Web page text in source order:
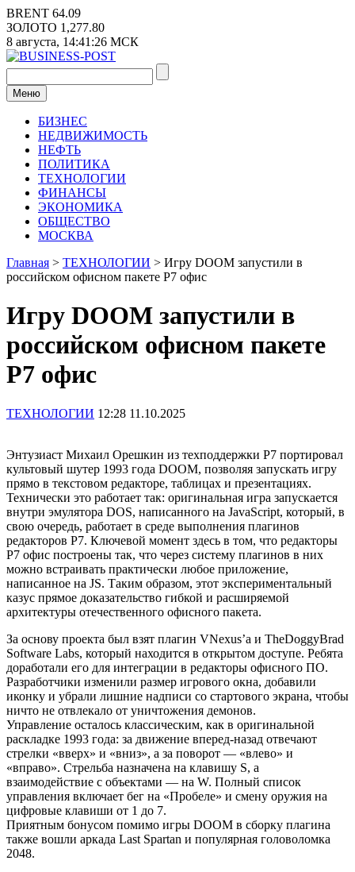
Перейти
к
содержимому
BRENT 64.09
ЗОЛОТО 1,277.80
8 августа, 14:41:26 МСК
Меню
БИЗНЕС
НЕДВИЖИМОСТЬ
НЕФТЬ
ПОЛИТИКА
ТЕХНОЛОГИИ
ФИНАНСЫ
ЭКОНОМИКА
ОБЩЕСТВО
МОСКВА
Главная > ТЕХНОЛОГИИ > Игру DOOM запустили в
российском офисном пакете Р7 офис
Игру DOOM запустили в
российском офисном пакете
Р7 офис
ТЕХНОЛОГИИ 12:28 11.10.2025
Энтузиаст Михаил Орешкин из техподдержки Р7 портировал
культовый шутер 1993 года DOOM, позволяя запускать игру
прямо в текстовом редакторе, таблицах и презентациях.
Технически это работает так: оригинальная игра запускается
внутри эмулятора DOS, написанного на JavaScript, который, в
свою очередь, работает в среде выполнения плагинов
редакторов Р7. Ключевой момент здесь в том, что редакторы
Р7 офис построены так, что через систему плагинов в них
можно встраивать практически любое приложение,
написанное на JS. Таким образом, этот экспериментальный
казус прямое доказательство гибкой и расширяемой
архитектуры отечественного офисного пакета.
За основу проекта был взят плагин VNexus’a и TheDoggyBrad
Software Labs, который находится в открытом доступе. Ребята
доработали его для интеграции в редакторы офисного ПО.
Разработчики изменили размер игрового окна, добавили
иконку и убрали лишние надписи со стартового экрана, чтобы
ничто не отвлекало от уничтожения демонов.
Управление осталось классическим, как в оригинальной
раскладке 1993 года: за движение вперед-назад отвечают
стрелки «вверх» и «вниз», а за поворот — «влево» и
«вправо». Стрельба назначена на клавишу S, а
взаимодействие с объектами — на W. Полный список
управления включает бег на «Пробеле» и смену оружия на
цифровые клавиши от 1 до 7.
Приятным бонусом помимо игры DOOM в сборку плагина
также вошли аркада Last Spartan и популярная головоломка
2048.